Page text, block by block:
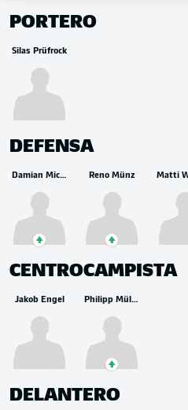
PORTERO
Silas Prüfrock
DEFENSA
Damian Michalski Reno Münz
CENTROCAMPISTA
Jakob Engel Philipp Müller
DELANTERO